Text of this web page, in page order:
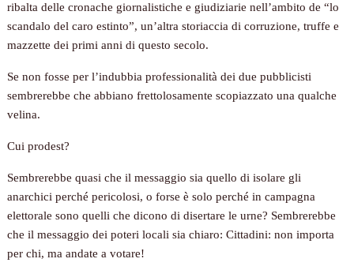
ribalta delle cronache giornalistiche e giudiziarie nell’ambito de “lo
scandalo del caro estinto”, un’altra storiaccia di corruzione, truffe e
mazzette dei primi anni di questo secolo.
Se non fosse per l’indubbia professionalità dei due pubblicisti
sembrerebbe che abbiano frettolosamente scopiazzato una qualche
velina.
Cui prodest?
Sembrerebbe quasi che il messaggio sia quello di isolare gli
anarchici perché pericolosi, o forse è solo perché in campagna
elettorale sono quelli che dicono di disertare le urne? Sembrerebbe
che il messaggio dei poteri locali sia chiaro: Cittadini: non importa
per chi, ma andate a votare!